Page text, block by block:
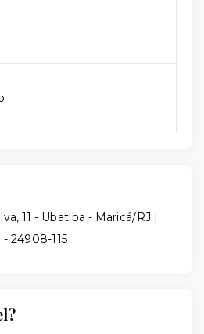
11 - Ubatiba - Maricá/RJ |
- 24908-115